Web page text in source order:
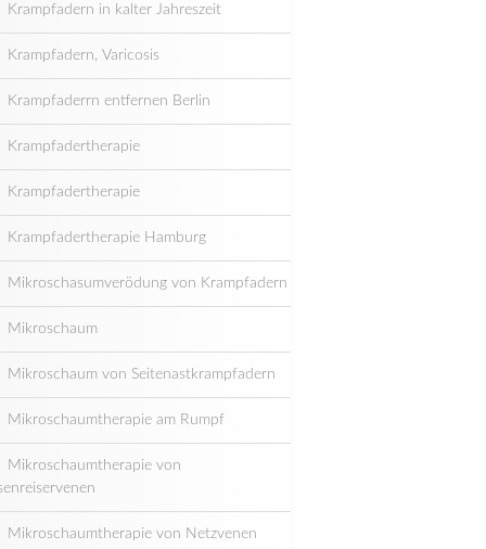
Krampfadern in kalter Jahreszeit
Krampfadern, Varicosis
Krampfaderrn entfernen Berlin
Krampfadertherapie
Krampfadertherapie
Krampfadertherapie Hamburg
Mikroschasumverödung von Krampfadern
Mikroschaum
Mikroschaum von Seitenastkrampfadern
Mikroschaumtherapie am Rumpf
Mikroschaumtherapie von
Mikroschaumtherapie von Netzvenen